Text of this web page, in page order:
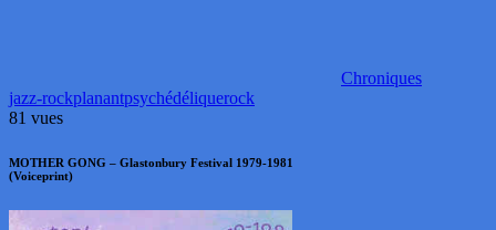
Chroniques
jazz-rockplanantpsychédéliquerock
81 vues
MOTHER GONG – Glastonbury Festival 1979-1981
(Voiceprint)